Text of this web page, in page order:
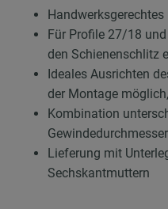
Für Profile 27/18
den Schienenschlitz
Ideales Ausrichten
der Montage
Kombination
Lieferung mit
Sechskantmuttern